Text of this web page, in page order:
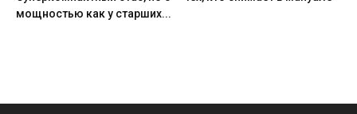
мощностью как у старших...